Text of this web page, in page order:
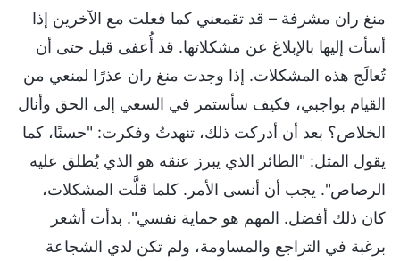
منغ ران مشرفة – قد تقمعني كما فعلت مع الآخرين إذا
أسأت إليها بالإبلاغ عن مشكلاتها. قد أُعفى قبل حتى أن
تُعالَج هذه المشكلات. إذا وجدت منغ ران عذرًا لمنعي من
القيام بواجبي، فكيف سأستمر في السعي إلى الحق وأنال
الخلاص؟ بعد أن أدركت ذلك، تنهدتُ وفكرت: "حسنًا، كما
يقول المثل: "الطائر الذي يبرز عنقه هو الذي يُطلق عليه
الرصاص". يجب أن أنسى الأمر. كلما قلَّت المشكلات،
كان ذلك أفضل. المهم هو حماية نفسي". بدأت أشعر
برغبة في التراجع والمساومة، ولم تكن لدي الشجاعة